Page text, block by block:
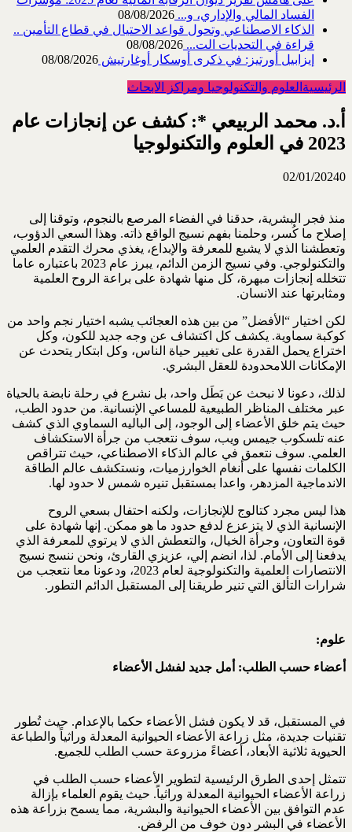
الفساد المالي والإداري، و... 08/08/2026
الذكاء الاصطناعي وتحول قواعد الاحتيال في قطاع ‏التأمين ..
قراءة في التحديات الت... 08/08/2026
إيزابيل أورتيز: في ذكرى ‏أوسكار أوغارتيش 08/08/2026
الرئيسية العلوم والتكنولوجيا ومراكز الابحاث
أ.د. محمد الربيعي *: كشف عن إنجازات عام
2023 في العلوم والتكنولوجيا
02/01/20240
منذ فجر البشرية، حدقنا في الفضاء المرصع بالنجوم، وتوقنا إلى
إصلاح ما كُسر، وحلمنا بفهم نسيج الواقع ذاته. وهذا السعي الدؤوب،
وتعطشنا الذي لا يشبع للمعرفة والإبداع، يغذي محرك التقدم العلمي
والتكنولوجي. وفي نسيج الزمن الدائم، يبرز عام 2023 باعتباره عاما
تتخلله إنجازات مبهرة، كل منها شهادة على براعة الروح العلمية
ومثابرتها عند الانسان.
لكن اختيار “الأفضل” من بين هذه العجائب يشبه اختيار نجم واحد من
كوكبة سماوية. يكشف كل اكتشاف عن وجه جديد للكون، وكل
اختراع يحمل القدرة على تغيير حياة الناس، وكل ابتكار يتحدث عن
الإمكانات اللامحدودة للعقل البشري.
لذلك، دعونا لا نبحث عن بَطَل واحد، بل نشرع في رحلة نابضة بالحياة
عبر مختلف المناظر الطبيعية للمساعي الإنسانية. من حدود الطب،
حيث يتم خلق الأعضاء إلى الوجود، إلى الباليه السماوي الذي كشف
عنه تلسكوب جيمس ويب، سوف نتعجب من جرأة الاستكشاف
العلمي. سوف نتعمق في عالم الذكاء الاصطناعي، حيث تتراقص
الكلمات نفسها على أنغام الخوارزميات، ونستكشف عالم الطاقة
الاندماجية المزدهر، واعدا بمستقبل تنيره شمس لا حدود لها.
هذا ليس مجرد كتالوج للإنجازات، ولكنه احتفال بسعي الروح
الإنسانية الذي لا يتزعزع لدفع حدود ما هو ممكن. إنها شهادة على
قوة التعاون، وجرأة الخيال، والتعطش الذي لا يرتوي للمعرفة الذي
يدفعنا إلى الأمام. لذا، انضم إلي، عزيزي القارئ، ونحن ننسج نسيج
الانتصارات العلمية والتكنولوجية لعام 2023، ودعونا معا نتعجب من
شرارات التألق التي تنير طريقنا إلى المستقبل الدائم التطور.
علوم:
أعضاء حسب الطلب: أمل جديد لفشل الأعضاء
في المستقبل، قد لا يكون فشل الأعضاء حكما بالإعدام. حيث تُطور
تقنيات جديدة، مثل زراعة الأعضاء الحيوانية المعدلة وراثياً والطباعة
الحيوية ثلاثية الأبعاد، أعضاءً مزروعة حسب الطلب للجميع.
تتمثل إحدى الطرق الرئيسية لتطوير الأعضاء حسب الطلب في
زراعة الأعضاء الحيوانية المعدلة وراثياً. حيث يقوم العلماء بإزالة
عدم التوافق بين الأعضاء الحيوانية والبشرية، مما يسمح بزراعة هذه
الأعضاء في البشر دون خوف من الرفض.